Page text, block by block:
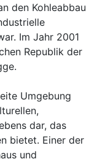
den Kohleabbau
Im Jahr 2001
Republik der
Umgebung
dar, das
bietet. Einer der
und